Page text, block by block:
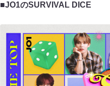
■JO1のSURVIVAL DICE